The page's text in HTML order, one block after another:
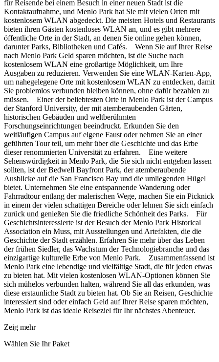
für Reisende bei einem Besuch in einer neuen Stadt ist die
Kontaktaufnahme, und Menlo Park hat Sie mit vielen Orten mit
kostenlosem WLAN abgedeckt. Die meisten Hotels und Restaurants
bieten ihren Gästen kostenloses WLAN an, und es gibt mehrere
öffentliche Orte in der Stadt, an denen Sie online gehen können,
darunter Parks, Bibliotheken und Cafés. Wenn Sie auf Ihrer Reise
nach Menlo Park Geld sparen möchten, ist die Suche nach
kostenlosem WLAN eine großartige Möglichkeit, um Ihre
Ausgaben zu reduzieren. Verwenden Sie eine WLAN-Karten-App,
um nahegelegene Orte mit kostenlosem WLAN zu entdecken, damit
Sie problemlos verbunden bleiben können, ohne dafür bezahlen zu
müssen. Einer der beliebtesten Orte in Menlo Park ist der Campus
der Stanford University, der mit atemberaubenden Gärten,
historischen Gebäuden und weltberühmten
Forschungseinrichtungen beeindruckt. Erkunden Sie den
weitläufigen Campus auf eigene Faust oder nehmen Sie an einer
geführten Tour teil, um mehr über die Geschichte und das Erbe
dieser renommierten Universität zu erfahren. Eine weitere
Sehenswürdigkeit in Menlo Park, die Sie sich nicht entgehen lassen
sollten, ist der Bedwell Bayfront Park, der atemberaubende
Ausblicke auf die San Francisco Bay und die umliegenden Hügel
bietet. Unternehmen Sie eine entspannende Wanderung oder
Fahrradtour entlang der malerischen Wege, machen Sie ein Picknick
in einem der vielen schattigen Bereiche oder lehnen Sie sich einfach
zurück und genießen Sie die friedliche Schönheit des Parks. Für
Geschichtsinteressierte ist der Besuch der Menlo Park Historical
Association ein Muss, mit Ausstellungen und Artefakten, die die
Geschichte der Stadt erzählen. Erfahren Sie mehr über das Leben
der frühen Siedler, das Wachstum der Technologiebranche und das
einzigartige kulturelle Erbe von Menlo Park. Zusammenfassend ist
Menlo Park eine lebendige und vielfältige Stadt, die für jeden etwas
zu bieten hat. Mit vielen kostenlosen WLAN-Optionen können Sie
sich mühelos verbunden halten, während Sie all das erkunden, was
diese erstaunliche Stadt zu bieten hat. Ob Sie an Reisen, Geschichte
interessiert sind oder einfach Geld auf Ihrer Reise sparen möchten,
Menlo Park ist das ideale Reiseziel für Ihr nächstes Abenteuer.
Zeig mehr
Wählen Sie Ihr Paket